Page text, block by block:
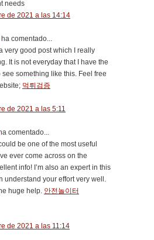
needs
de 2021 a las 14:14
ha comentado...
very good post which I really
It is not everyday that I have the
something like this. Feel free
먹튀검증
de 2021 a las 5:11
comentado...
be one of the most useful
ever come across on the
info! I’m also an expert in this
understand your effort very well.
huge help. 안전놀이터
de 2021 a las 11:14